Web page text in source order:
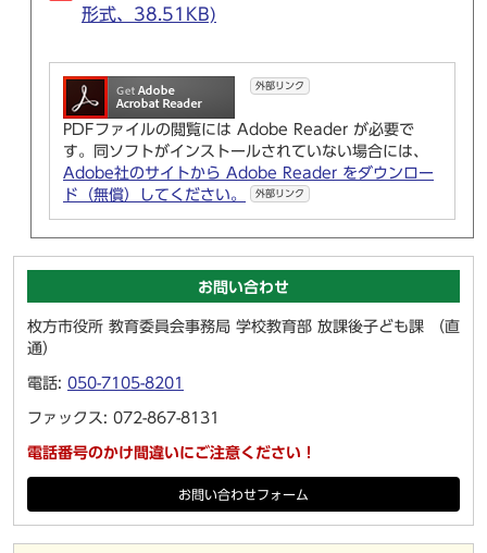
形式、38.51KB)
外部リンク
PDFファイルの閲覧には Adobe Reader が必要で
す。同ソフトがインストールされていない場合には、
Adobe社のサイトから Adobe Reader をダウンロー
ド（無償）してください。
外部リンク
お問い合わせ
枚方市役所 教育委員会事務局 学校教育部 放課後子ども課 （直
通）
電話: 050-7105-8201
ファックス: 072-867-8131
電話番号のかけ間違いにご注意ください！
お問い合わせフォーム